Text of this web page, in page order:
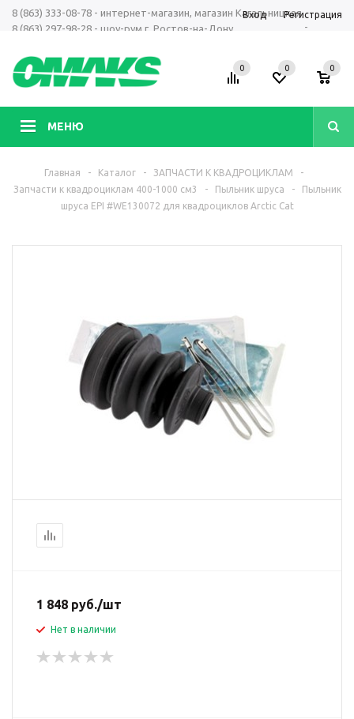
8 (863) 333-08-78 - интернет-магазин, магазин Кагальницкая
8 (863) 297-98-28 - шоу-рум г. Ростов-на-Дону
-
Вход Регистрация
МЕНЮ
0 0 0
Главная - Каталог - ЗАПЧАСТИ К КВАДРОЦИКЛАМ
-
Запчасти к квадроциклам 400-1000 см3
- Пыльник шруса -
Пыльник
шруса EPI #WE130072 для квадроциклов Arctic Cat
1 848 руб./шт
Нет в наличии